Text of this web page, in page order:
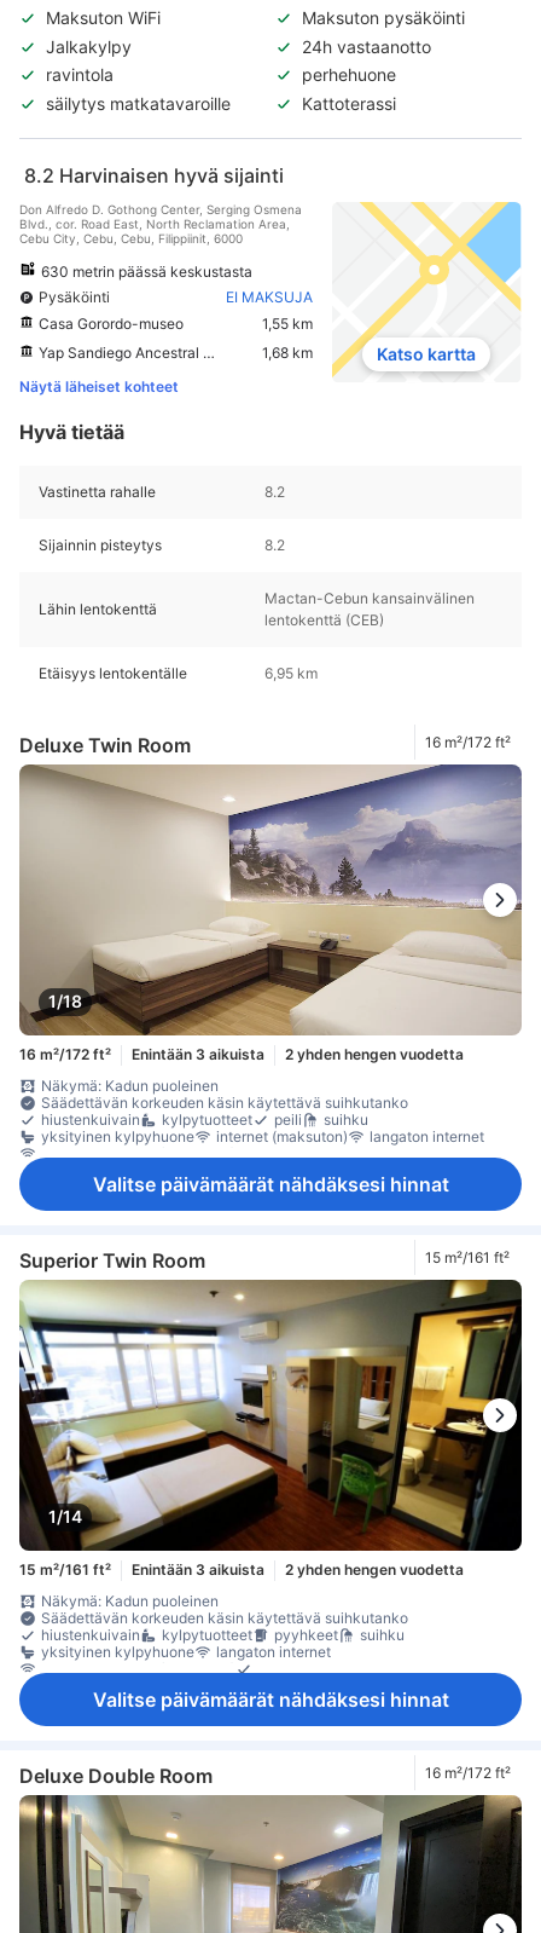
Maksuton WiFi
Maksuton pysäköinti
Jalkakylpy
24h vastaanotto
ravintola
perhehuone
säilytys matkatavaroille
Kattoterassi
8.2 Harvinaisen hyvä sijainti
Don Alfredo D. Gothong Center, Serging Osmena
Blvd., cor. Road East, North Reclamation Area,
Cebu City, Cebu, Cebu, Filippiinit, 6000
630 metrin päässä keskustasta
Pysäköinti
EI MAKSUJA
Casa Gorordo-museo
1,55 km
Yap Sandiego Ancestral House
1,68 km
Näytä läheiset kohteet
Katso kartta
Hyvä tietää
Vastinetta rahalle 8.2
Sijainnin pisteytys 8.2
Lähin lentokenttä
Mactan-Cebun kansainvälinen
lentokenttä (CEB)
Etäisyys lentokentälle 6,95 km
Deluxe Twin Room 16 m²/172 ft²
1/18
16 m²/172 ft² Enintään 3 aikuista
2 yhden hengen vuodetta
Näkymä: Kadun puoleinen
Säädettävän korkeuden käsin käytettävä suihkutanko
hiustenkuivain
kylpytuotteet peili
suihku
yksityinen kylpyhuone
internet (maksuton)
langaton internet
Valitse päivämäärät nähdäksesi hinnat
Superior Twin Room 15 m²/161 ft²
1/14
15 m²/161 ft² Enintään 3 aikuista
2 yhden hengen vuodetta
Näkymä: Kadun puoleinen
Säädettävän korkeuden käsin käytettävä suihkutanko
hiustenkuivain
kylpytuotteet pyyhkeet
suihku
yksityinen kylpyhuone
langaton internet
Valitse päivämäärät nähdäksesi hinnat
Deluxe Double Room 16 m²/172 ft²